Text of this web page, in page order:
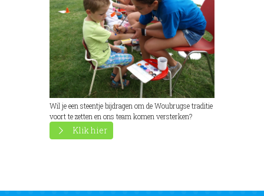
Wil je een steentje bijdragen om de Woubrugse traditie
voort te zetten en ons team komen versterken?
Klik hier